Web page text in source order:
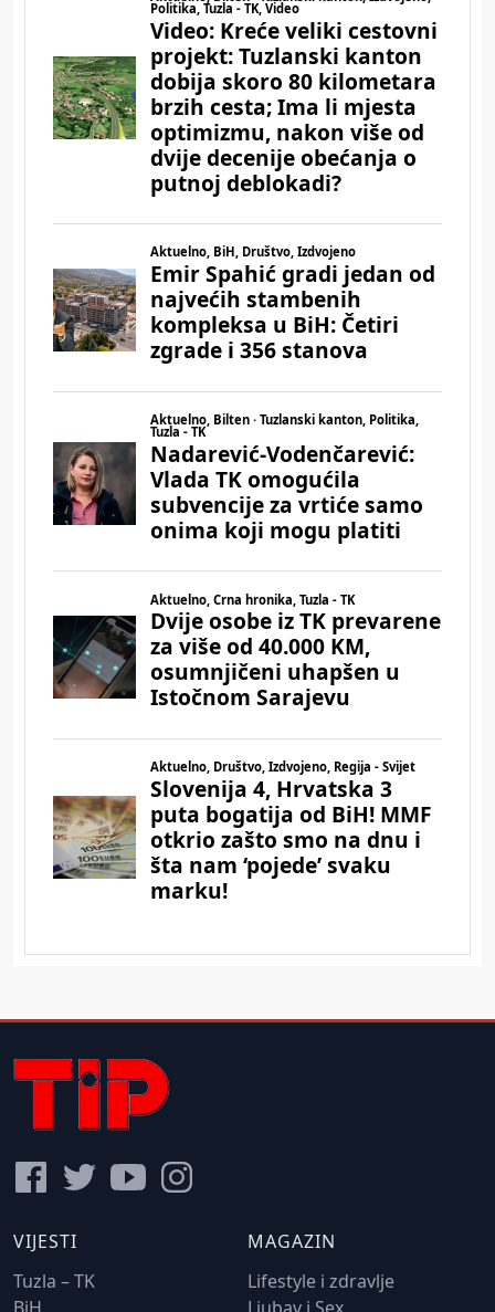
VIJESTI
Tuzla – TK
BiH
MAGAZIN
Lifestyle i zdravlje
Ljubav i Sex